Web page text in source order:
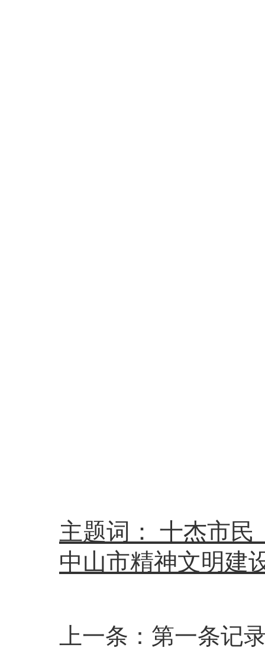
主题词： 十杰市民
中山市精神文明
上一条：第一条记